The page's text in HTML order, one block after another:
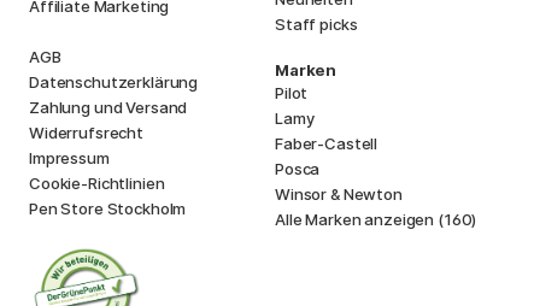
Affiliate Marketing
AGB
Datenschutzerklärung
Zahlung und Versand
Widerrufsrecht
Impressum
Cookie-Richtlinien
Pen Store Stockholm
Staff picks
Marken
Pilot
Lamy
Faber-Castell
Posca
Winsor & Newton
Alle Marken anzeigen (160)